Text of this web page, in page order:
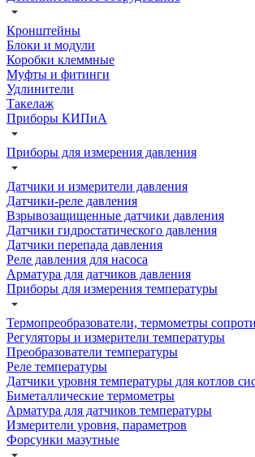
Кронштейны
Блоки и модули
Коробки клеммные
Муфты и фитинги
Удлинители
Такелаж
Приборы КИПиА
Приборы для измерения давления
Датчики и измерители давления
Датчики-реле давления
Взрывозащищенные датчики давления
Датчики гидростатического давления
Датчики перепада давления
Реле давления для насоса
Арматура для датчиков давления
Приборы для измерения температуры
Термопреобразователи, термометры
Регуляторы и измерители температуры
Преобразователи температуры
Реле температуры
Датчики уровня температуры для котлов
Биметаллические термометры
Арматура для датчиков температуры
Измерители уровня, параметров
Форсунки мазутные